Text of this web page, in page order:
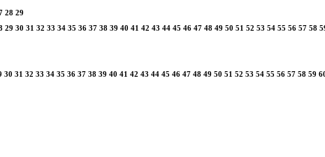
28 29
29 30 31 32 33 34 35 36 37 38 39 40 41 42 43 44 45 46 47 48 49 50 51 52 53 54 55 56 57 58
30 31 32 33 34 35 36 37 38 39 40 41 42 43 44 45 46 47 48 49 50 51 52 53 54 55 56 57 58 59